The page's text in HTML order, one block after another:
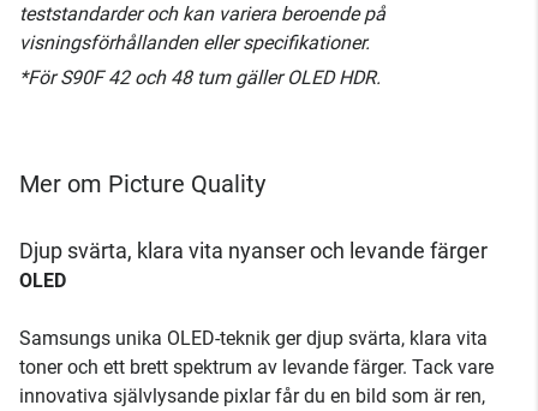
teststandarder och kan variera beroende på
visningsförhållanden eller specifikationer.
*För S90F 42 och 48 tum gäller OLED HDR.
Mer om Picture Quality
Djup svärta, klara vita nyanser och levande färger
OLED
Samsungs unika OLED-teknik ger djup svärta, klara vita
toner och ett brett spektrum av levande färger. Tack vare
innovativa självlysande pixlar får du en bild som är ren,